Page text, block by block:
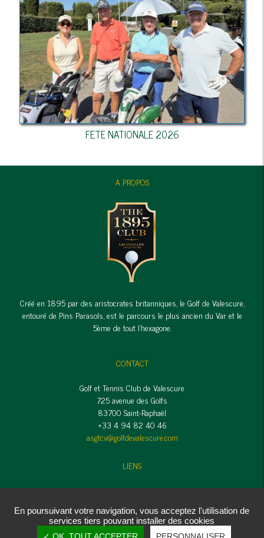
FETE NATIONALE 2026
A PROPOS
Créé en 1895 par des aristocrates britanniques, le Golf de Valescure,
entouré de Pins Parasols, est le parcours le plus ancien du Var et le
5ème de tout l'hexagone.
CONTACT
Golf et Tennis Club de Valescure
725 avenue des Golfs
83700 Saint-Raphaël
+33 4 94 82 40 46
asgtcv@golfdevalescure.com
LIENS
Mentions légales et Crédits
Cookies
Copyright © Golf et Tennis Club de Valescure - 2020 - Tous droits
En poursuivant votre navigation, vous acceptez l'utilisation de
services tiers pouvant installer des cookies